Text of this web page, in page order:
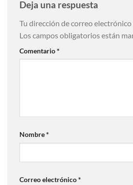
Deja una respuesta
Tu dirección de correo electrónico
Los campos obligatorios están
Comentario*
Nombre*
Correo electrónico*